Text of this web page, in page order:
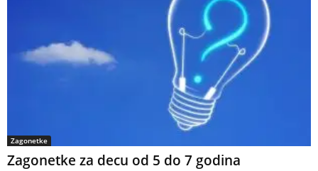
Zagonetke
Zagonetke za decu od 5 do 7 godina